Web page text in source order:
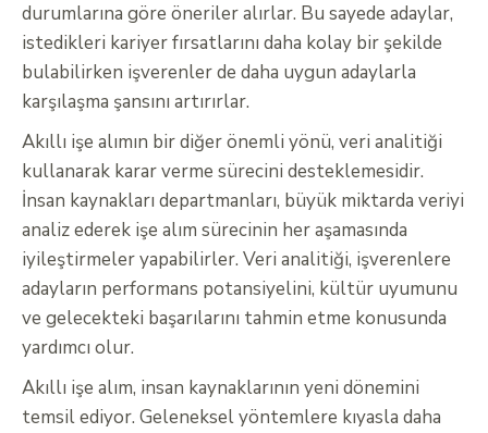
durumlarına göre öneriler alırlar. Bu sayede adaylar,
istedikleri kariyer fırsatlarını daha kolay bir şekilde
bulabilirken işverenler de daha uygun adaylarla
karşılaşma şansını artırırlar.
Akıllı işe alımın bir diğer önemli yönü, veri analitiği
kullanarak karar verme sürecini desteklemesidir.
İnsan kaynakları departmanları, büyük miktarda veriyi
analiz ederek işe alım sürecinin her aşamasında
iyileştirmeler yapabilirler. Veri analitiği, işverenlere
adayların performans potansiyelini, kültür uyumunu
ve gelecekteki başarılarını tahmin etme konusunda
yardımcı olur.
Akıllı işe alım, insan kaynaklarının yeni dönemini
temsil ediyor. Geleneksel yöntemlere kıyasla daha